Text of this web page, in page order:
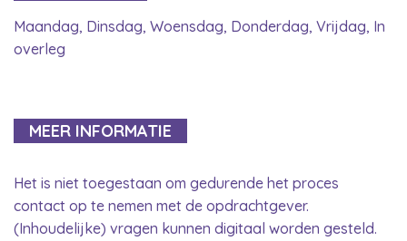
Maandag, Dinsdag, Woensdag, Donderdag, Vrijdag, In
overleg
MEER INFORMATIE
Het is niet toegestaan om gedurende het proces
contact op te nemen met de opdrachtgever.
(Inhoudelijke) vragen kunnen digitaal worden gesteld.